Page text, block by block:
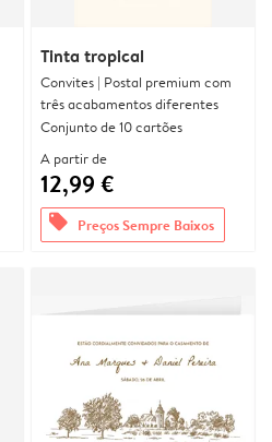
Tinta tropical
Convites | Postal premium com
três acabamentos diferentes
Conjunto de 10 cartões
A partir de
12,99 €
offers Preços Sempre Baixos